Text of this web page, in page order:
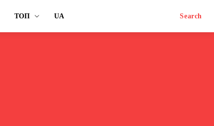
ТОП UA Search